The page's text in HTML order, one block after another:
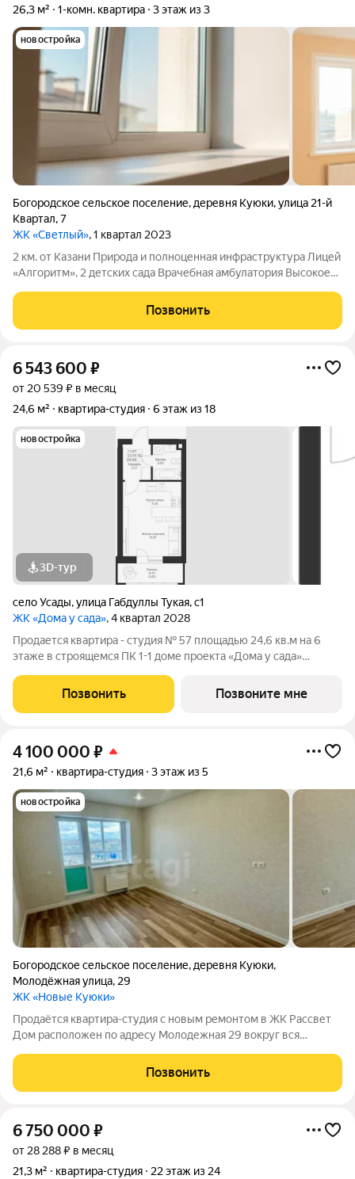
26,3 м² 1-комн. квартира 3 этаж из 3
новостройка
Богородское сельское поселение, деревня Куюки,улица 21-й
Квартал,7
ЖК «Светлый», 1 квартал 2023
2 км. от Казани Природа и полноценная инфраструктура Лицей
«Алгоритм», 2 детских сада Врачебная амбулатория Высокое
документы, чтобы вы получили положительное решение по
Позвонить
6 543 600 ₽
от 20 539 ₽ в месяц
24,6 м²
квартира-студия 6 этаж из 18
новостройка
3D-тур
село Усады,улица Габдуллы Тукая,с1
ЖК «Дома у сада», 4 квартал 2028
Продается квартира - студия № 57 площадью 24,6 кв.м на 6
этаже в строящемся ПК 1-1 доме проекта «Дома у сада»
жилой комплекс с развитой инфраструктурой, прекрасными
видами и удобным
Позвонить Позвоните мне
4 100 000 ₽
21,6 м² квартира-студия 3 этаж из 5
новостройка
Богородское сельское поселение, деревня Куюки,
Молодёжная улица, 29
ЖК «Новые Куюки»
Продаётся квартира-студия с новым ремонтом в ЖК Рассвет
Дом расположен по адресу Молодежная 29 вокруг вся
Новый ремонт выполнен из
Позвонить
6 750 000 ₽
от 28 288 ₽ в месяц
21,3 м²
квартира-студия 22 этаж из 24